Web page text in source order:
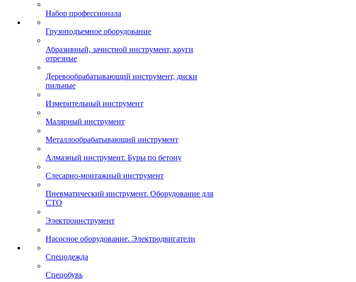
Набор профессионала
Грузоподъемное оборудование
Абразивный, зачистной инструмент, круги
отрезные
Деревообрабатывающий инструмент, диски
пильные
Измерительный инструмент
Малярный инструмент
Металлообрабатывающий инструмент
Алмазный инструмент. Буры по бетону
Слесарно-монтажный инструмент
Пневматический инструмент. Оборудование для
СТО
Электроинструмент
Насосное оборудование. Электродвигатели
Спецодежда
Спецобувь